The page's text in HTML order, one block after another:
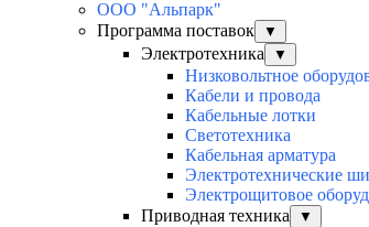
ООО "Альпарк"
Программа поставок
▼
Электротехника ▼
Низковольтное
Кабели и провода
Кабельные лотки
Светотехника
Кабельная арматура
Электротехнические
Электрощитовое
Приводная техника
▼